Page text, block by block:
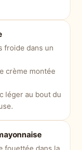
froide dans un
crème montée
léger au bout du